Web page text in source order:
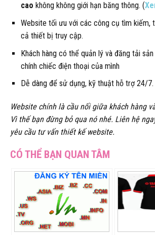
cao không không giới hạn băng thông. (
Website tối ưu với các công cụ tìm kiếm,
cả thiết bị truy cập.
Khách hàng có thể quản lý và đăng tải
chính chiếc điện thoại của mình
Dễ dàng để sử dụng, kỹ thuật hỗ trợ 24/7.
Website chính là cầu nối giữa khách hàng
Vì thế bạn đừng bỏ qua nó nhé. Liên hệ
yêu cầu tư vấn thiết kế website.